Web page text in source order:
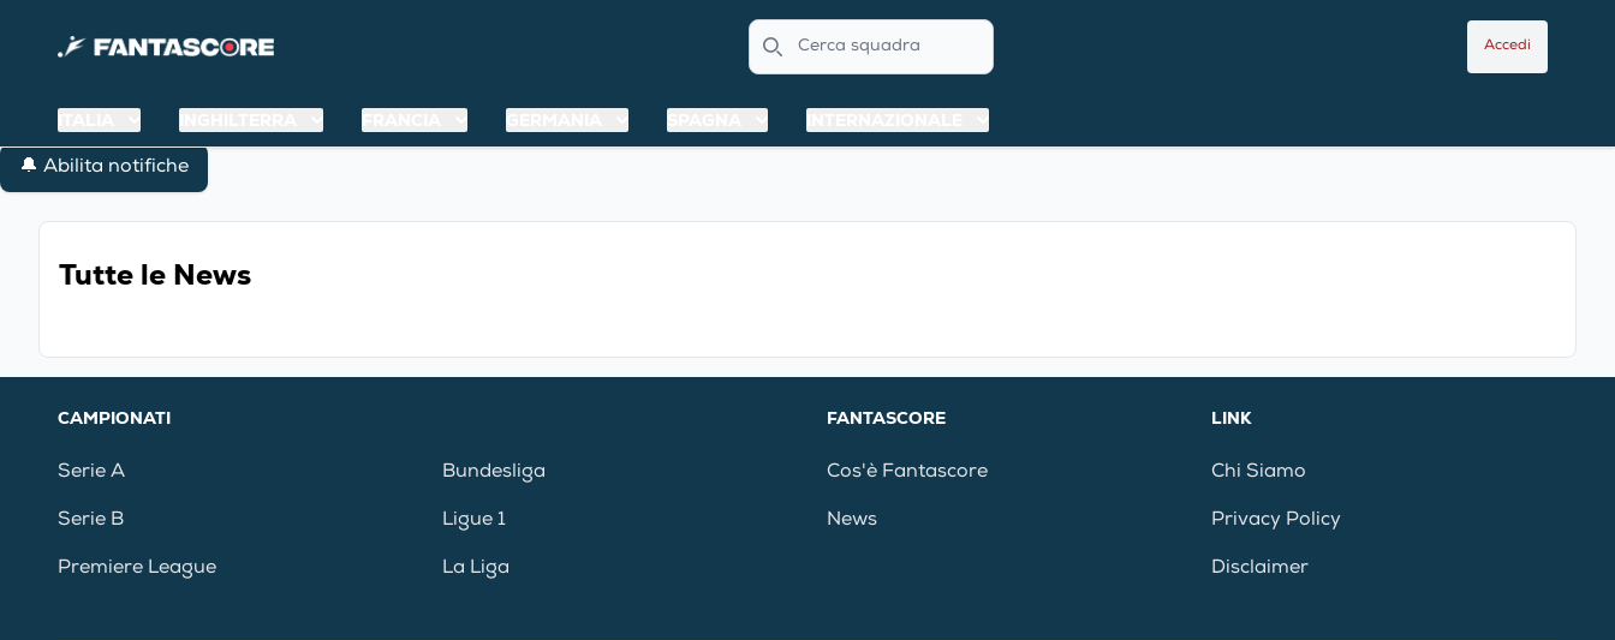
Search
Accedi
🔔 Abilita notifiche
Tutte le News
CAMPIONATI
Serie A
Serie B
Premiere League
Bundesliga
Ligue 1
La Liga
FANTASCORE
Cos'è Fantascore
News
LINK
Chi Siamo
Privacy Policy
Disclaimer